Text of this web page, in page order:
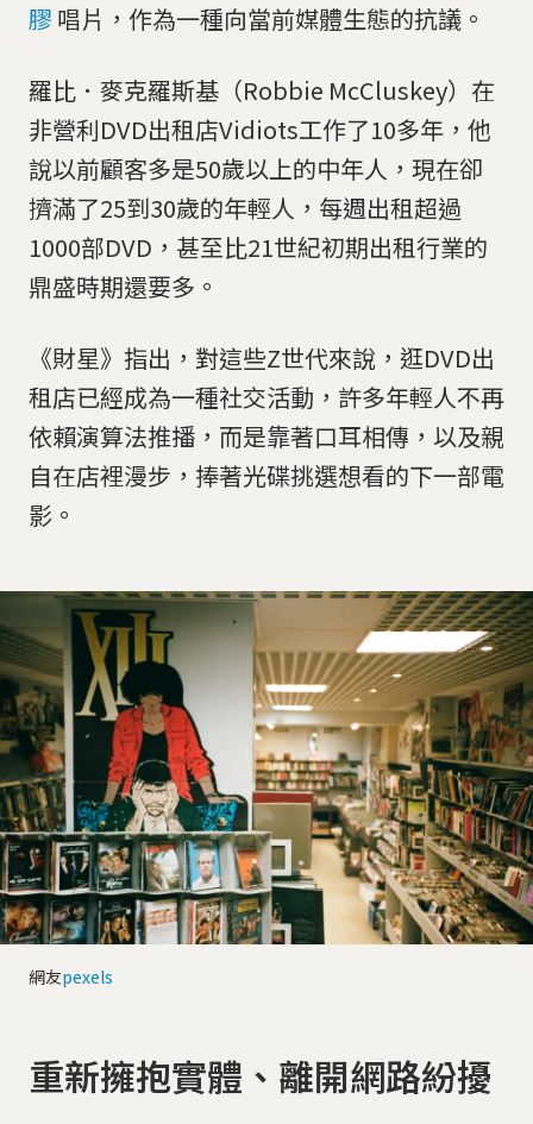
膠 唱片，作為一種向當前媒體生態的抗議。
羅比．麥克羅斯基（Robbie McCluskey）在
非營利DVD出租店Vidiots工作了10多年，他
說以前顧客多是50歲以上的中年人，現在卻
擠滿了25到30歲的年輕人，每週出租超過
1000部DVD，甚至比21世紀初期出租行業的
鼎盛時期還要多。
《財星》指出，對這些Z世代來說，逛DVD出
租店已經成為一種社交活動，許多年輕人不再
依賴演算法推播，而是靠著口耳相傳，以及親
自在店裡漫步，捧著光碟挑選想看的下一部電
影。
網友pexels
重新擁抱實體、離開網路紛擾